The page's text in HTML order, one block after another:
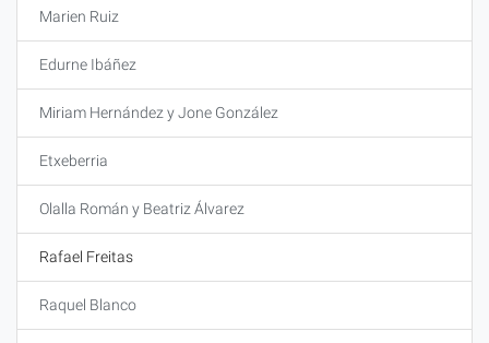
Marien Ruiz
Edurne Ibáñez
Miriam Hernández y Jone González
Etxeberria
Olalla Román y Beatriz Álvarez
Rafael Freitas
Raquel Blanco